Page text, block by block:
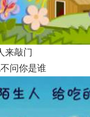
来敲门
问你是谁